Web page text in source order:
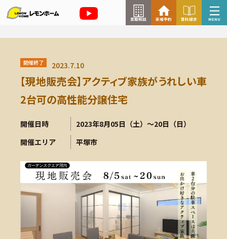
買取相談 来場予約 資料請求 MENU
TOP
イベント情報
お知らせ
施工事例
開催終了 2023.7.10
【現地販売会】アクティブ家族がうれしい車
2台可の高性能分譲住宅
開催日時
2023年8月05日（土）～20日（日）
開催エリア
平塚市